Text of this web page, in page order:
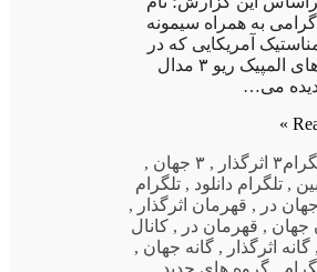
به همراه سیمونه
آمریکایی که در
رقابت های المپیک ریو ۳ مدال
می…
۳ اثرگذار , ۳ جهان
,
بین , تلگرام دانلود , تلگرام
جهان در , قهرمان اثرگذار ,
جهان , قهرمان در , کانال
, گانه اثرگذار , گانه جهان ,
, گروه های جدید